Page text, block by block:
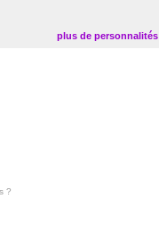
plus de personnalités
?